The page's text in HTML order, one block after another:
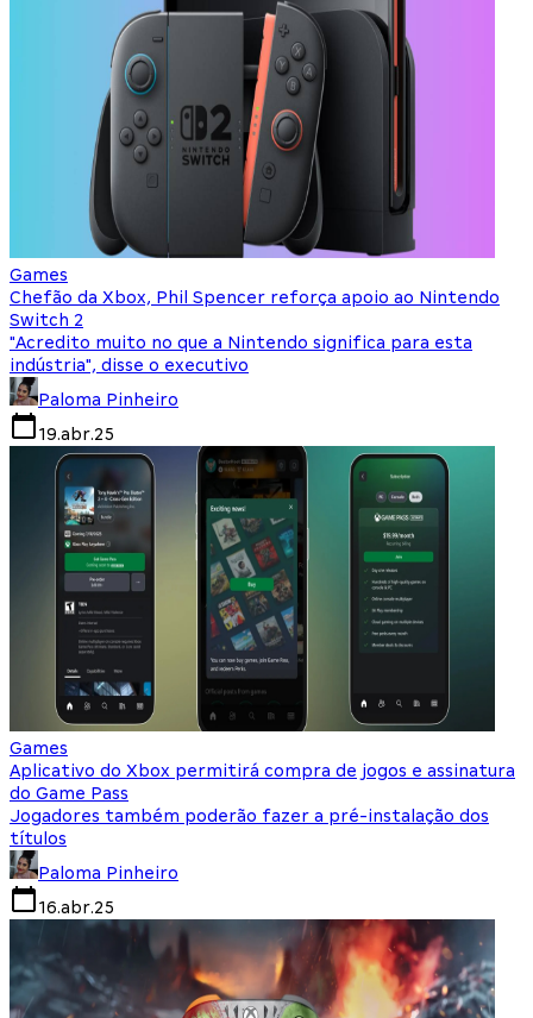
Games
Chefão da Xbox, Phil Spencer reforça apoio ao Nintendo
Switch 2
"Acredito muito no que a Nintendo significa para esta
indústria", disse o executivo
Paloma Pinheiro
19.abr.25
Games
Aplicativo do Xbox permitirá compra de jogos e assinatura
do Game Pass
Jogadores também poderão fazer a pré-instalação dos
títulos
Paloma Pinheiro
16.abr.25